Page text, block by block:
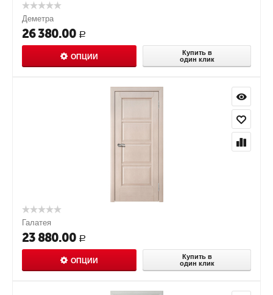
Деметра
26 380.00 Р
ОПЦИИ
Купить в
один клик
Галатея
23 880.00 Р
ОПЦИИ
Купить в
один клик